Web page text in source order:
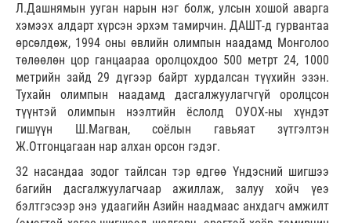
Л.Дашнямын ууган нарын нэг болж, улсын хошой аварга
хэмээх алдарт хүрсэн эрхэм тамирчин. ДАШТ-д гурвантаа
өрсөлдөж, 1994 оны өвлийн олимпын наадамд Монголоо
төлөөлөн цор ганцаараа оролцохдоо 500 метрт 24, 1000
метрийн зайд 29 дүгээр байрт хурдалсан түүхийн эзэн.
Тухайн олимпын наадамд дасгалжуулагчгүй оролцсон
түүнтэй олимпын нээлтийн ёслолд ОУОХ-ны хүндэт
гишүүн Ш.Магван, соёлын гавьяат зүтгэлтэн
Ж.Отгонцагаан нар алхан орсон гэдэг.
32 насандаа зодог тайлсан тэр өдгөө Үндэсний шигшээ
багийн дасгалжуулагчаар ажиллаж, залуу хойч үеэ
бэлтгэсээр энэ удаагийн Азийн наадмаас анхдагч амжилт